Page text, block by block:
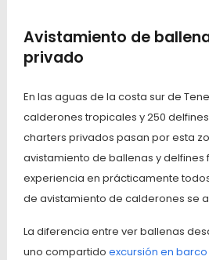
Avistamiento de
privado
En las aguas de la costa sur de
calderones tropicales y 250
charters privados pasan por esta
avistamiento de ballenas y
experiencia en prácticamente
de avistamiento de calderones se
La diferencia entre ver ballenas
uno compartidoexcursión en barco